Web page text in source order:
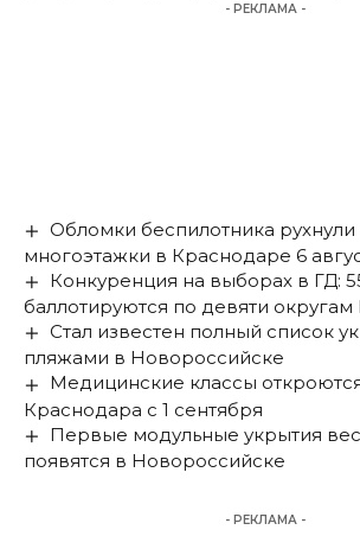
- РЕКЛАМА -
Обломки беспилотника
многоэтажки в Краснодаре 6
Конкуренция на выборах в ГД:
баллотируются по девяти округам
Стал известен полный список
пляжами в Новороссийске
Медицинские классы
Краснодара с 1 сентября
Первые модульные укрытия
появятся в Новороссийске
- РЕКЛАМА -